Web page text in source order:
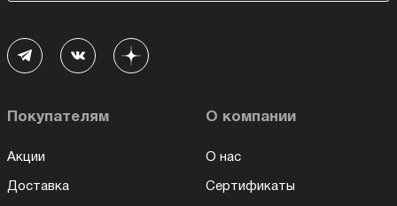
Покупателям
Акции
Доставка
О компании
О нас
Сертификаты